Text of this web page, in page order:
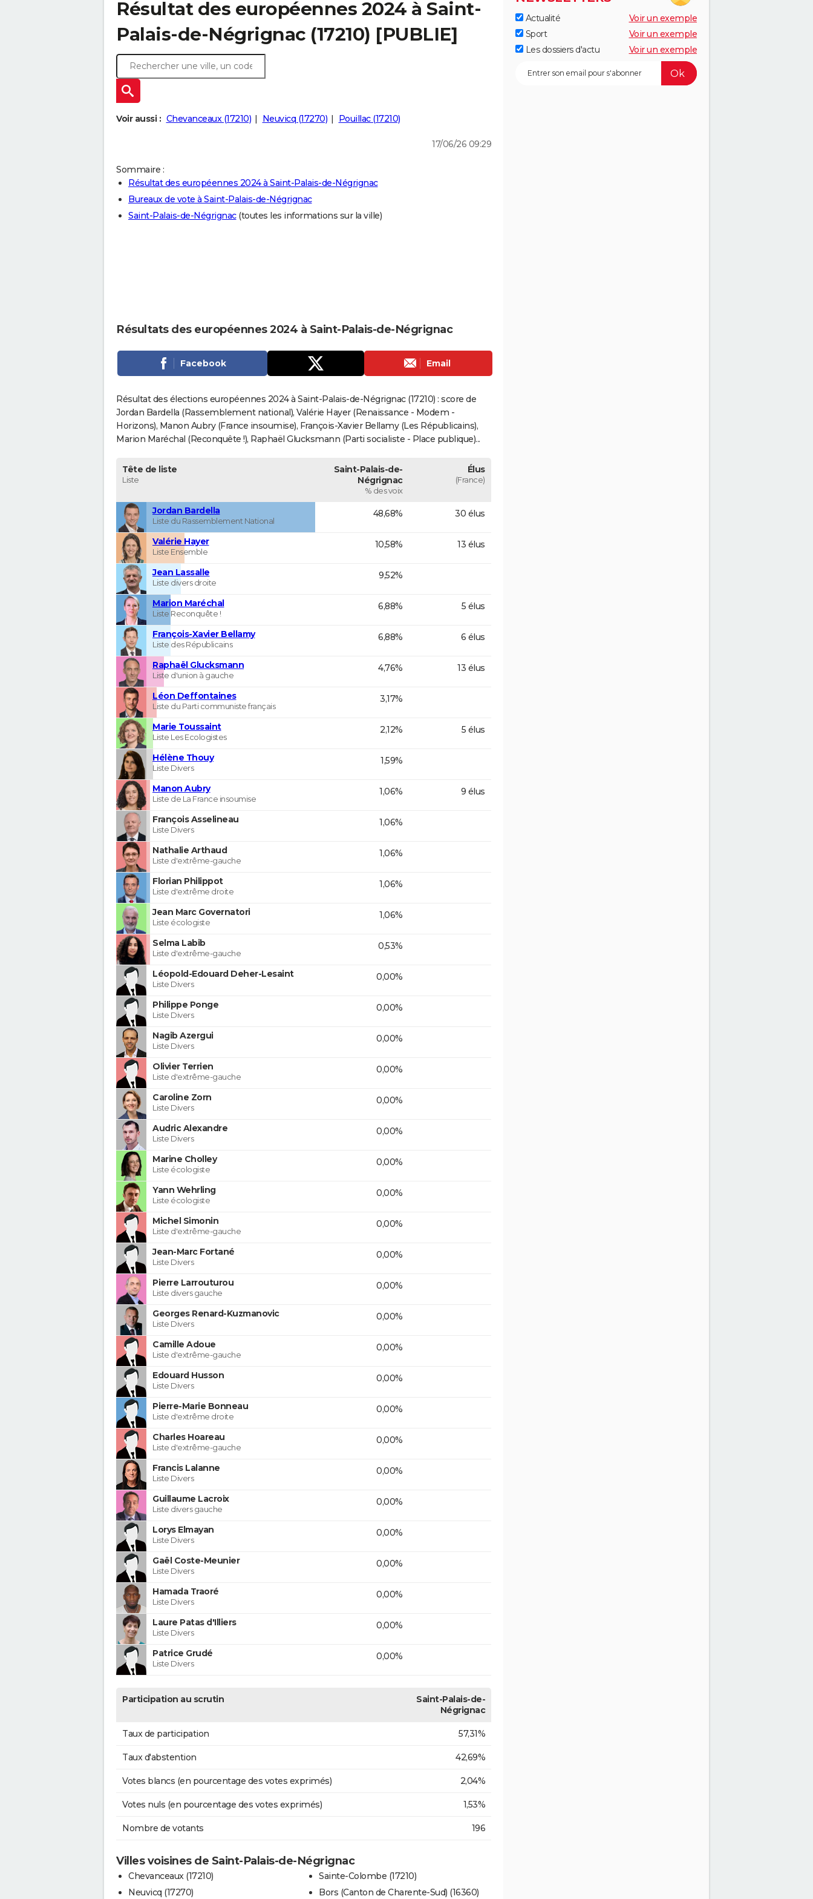
Résultat des européennes 2024 à Saint-
Palais-de-Négrignac (17210) [PUBLIE]
Voir aussi : Chevanceaux (17210) Neuvicq (17270) Pouillac (17210)
17/06/26 09:29
Sommaire :
Résultat des européennes 2024 à Saint-Palais-de-Négrignac
Bureaux de vote à Saint-Palais-de-Négrignac
Saint-Palais-de-Négrignac(toutes les informations sur la ville)
Résultats des européennes 2024 à Saint-Palais-de-Négrignac
Facebook Email
Résultat des élections européennes 2024 à Saint-Palais-de-Négrignac (17210) : score de
Jordan Bardella (Rassemblement national), Valérie Hayer (Renaissance - Modem -
Horizons), Manon Aubry (France insoumise), François-Xavier Bellamy (Les Républicains),
Marion Maréchal (Reconquête !), Raphaël Glucksmann (Parti socialiste - Place publique)...
Tête de liste
Liste
Saint-Palais-de-
Négrignac
% des voix
Élus
(France)
Jordan Bardella
Liste du Rassemblement National
48,68% 30 élus
Valérie Hayer
Liste Ensemble
10,58% 13 élus
Jean Lassalle
Liste divers droite
9,52%
Marion Maréchal
Liste Reconquête !
6,88% 5 élus
François-Xavier Bellamy
Liste des Républicains
6,88% 6 élus
Raphaël Glucksmann
Liste d'union à gauche
4,76% 13 élus
Léon Deffontaines
Liste du Parti communiste français
3,17%
Marie Toussaint
Liste Les Ecologistes
2,12% 5 élus
Hélène Thouy
Liste Divers
1,59%
Manon Aubry
Liste de La France insoumise
1,06% 9 élus
François Asselineau
Liste Divers
1,06%
Nathalie Arthaud
Liste d'extrême-gauche
1,06%
Florian Philippot
Liste d'extrême droite
1,06%
Jean Marc Governatori
Liste écologiste
1,06%
Selma Labib
Liste d'extrême-gauche
0,53%
Léopold-Edouard Deher-Lesaint
Liste Divers
0,00%
Philippe Ponge
Liste Divers
0,00%
Nagib Azergui
Liste Divers
0,00%
Olivier Terrien
Liste d'extrême-gauche
0,00%
Caroline Zorn
Liste Divers
0,00%
Audric Alexandre
Liste Divers
0,00%
Marine Cholley
Liste écologiste
0,00%
Yann Wehrling
Liste écologiste
0,00%
Michel Simonin
Liste d'extrême-gauche
0,00%
Jean-Marc Fortané
Liste Divers
0,00%
Pierre Larrouturou
Liste divers gauche
0,00%
Georges Renard-Kuzmanovic
Liste Divers
0,00%
Camille Adoue
Liste d'extrême-gauche
0,00%
Edouard Husson
Liste Divers
0,00%
Pierre-Marie Bonneau
Liste d'extrême droite
0,00%
Charles Hoareau
Liste d'extrême-gauche
0,00%
Francis Lalanne
Liste Divers
0,00%
Guillaume Lacroix
Liste divers gauche
0,00%
Lorys Elmayan
Liste Divers
0,00%
Gaël Coste-Meunier
Liste Divers
0,00%
Hamada Traoré
Liste Divers
0,00%
Laure Patas d'Illiers
Liste Divers
0,00%
Patrice Grudé
Liste Divers
0,00%
Participation au scrutin
Saint-Palais-de-
Négrignac
Taux de participation 57,31%
Taux d'abstention 42,69%
Votes blancs (en pourcentage des votes exprimés) 2,04%
Votes nuls (en pourcentage des votes exprimés) 1,53%
Nombre de votants 196
Villes voisines de Saint-Palais-de-Négrignac
Chevanceaux (17210)
Neuvicq (17270)
Sainte-Colombe (17210)
Bors (Canton de Charente-Sud) (16360)
Actualité
Voir un exemple
Sport
Voir un exemple
Les dossiers d'actu
Voir un exemple